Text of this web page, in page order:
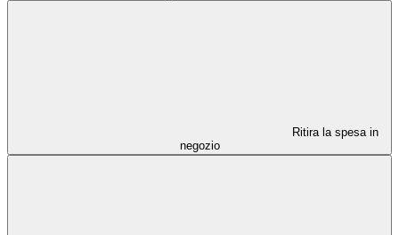
Ritira la spesa in
negozio